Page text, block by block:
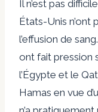
Il n’est pas
États-Unis n’ont
l’effusion de
ont fait pression
l’Égypte et le
Hamas en vue